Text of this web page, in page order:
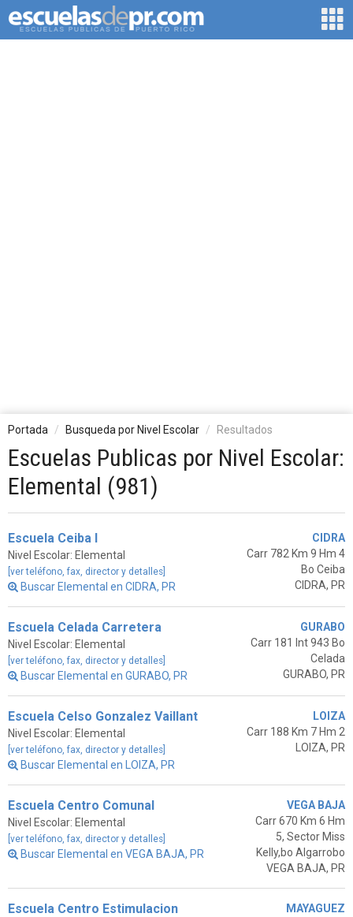
Portada Busqueda por Nivel Escolar Resultados
Escuelas Publicas por Nivel Escolar:
Elemental (981)
Escuela Ceiba I
Nivel Escolar: Elemental
[ver teléfono, fax, director y detalles]
Buscar Elemental en CIDRA, PR
CIDRA
Carr 782 Km 9 Hm 4
Bo Ceiba
CIDRA, PR
Escuela Celada Carretera
Nivel Escolar: Elemental
[ver teléfono, fax, director y detalles]
Buscar Elemental en GURABO, PR
GURABO
Carr 181 Int 943 Bo
Celada
GURABO, PR
Escuela Celso Gonzalez Vaillant
Nivel Escolar: Elemental
[ver teléfono, fax, director y detalles]
Buscar Elemental en LOIZA, PR
LOIZA
Carr 188 Km 7 Hm 2
LOIZA, PR
Escuela Centro Comunal
Nivel Escolar: Elemental
[ver teléfono, fax, director y detalles]
Buscar Elemental en VEGA BAJA, PR
VEGA BAJA
Carr 670 Km 6 Hm
5, Sector Miss
Kelly,bo Algarrobo
VEGA BAJA, PR
Escuela Centro Estimulacion
MAYAGUEZ